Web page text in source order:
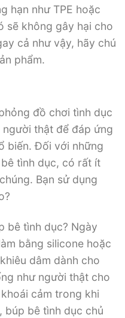
hạn như TPE hoặc
sẽ không gây hại cho
cả như vậy, hãy chú
phẩm.
đồ chơi tình dục
thật để đáp ứng
biến. Đối với những
tình dục, có rất ít
Bạn sử dụng
bê tình dục? Ngày
bằng silicone hoặc
dâm dành cho
như người thật cho
cảm trong khi
búp bê tình dục chủ